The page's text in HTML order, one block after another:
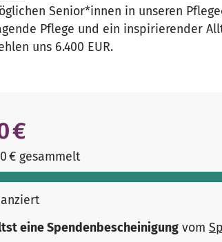
Senior*innen in unseren
Pflege und ein inspirierender
uns 6.400 EUR.
€
€ gesammelt
eine Spendenbescheinigung vom